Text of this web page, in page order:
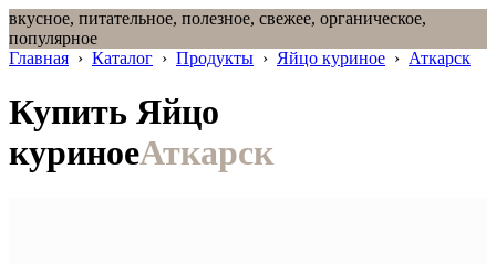
вкусное, питательное, полезное, свежее, органическое,
популярное
Главная › Каталог › Продукты › Яйцо куриное › Аткарск
Купить Яйцо
куриноеАткарск